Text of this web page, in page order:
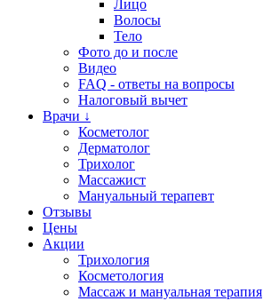
Лицо
Волосы
Тело
Фото до и после
Видео
FAQ - ответы на вопросы
Налоговый вычет
Врачи ↓
Косметолог
Дерматолог
Трихолог
Массажист
Мануальный терапевт
Отзывы
Цены
Акции
Трихология
Косметология
Массаж и мануальная терапия